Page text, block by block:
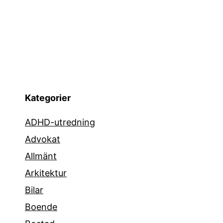
Kategorier
ADHD-utredning
Advokat
Allmänt
Arkitektur
Bilar
Boende